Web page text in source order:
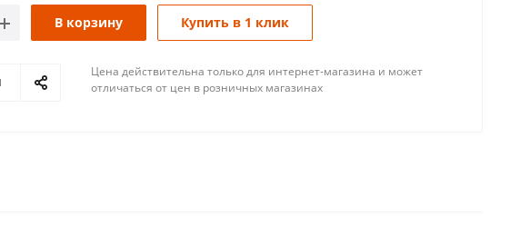
В корзину Купить в 1 клик
Цена действительна только для интернет-магазина и может
отличаться от цен в розничных магазинах